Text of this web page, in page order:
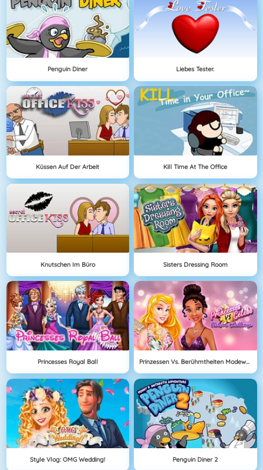
Penguin Diner Liebes Tester.
Küssen Auf Der Arbeit Kill Time At The Office
Knutschen Im Büro Sisters Dressing Room
Princesses Royal Ball Prinzessen Vs. Berühmtheiten Modewettbewerb
Style Vlog: OMG Wedding! Penguin Diner 2